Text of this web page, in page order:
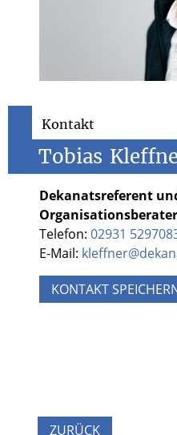
Kontakt
Tobias
Dekanatsreferent
Organisationsberater
Telefon:02931
E-Mail:
KONTAKT
ZURÜCK